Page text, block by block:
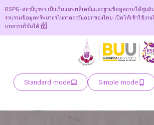
RSPG-สถานีบูรพา เป็นเว็บแอพพลิเคชันและฐานข้อมูลภายใต้ศูนย์
รวบรวมข้อมูลทรัพยากรในภาคตะวันออกของไทย เปิดให้เข้าใช้งาน
บทความวิจัยได้ ที่นี่
Standard mode Simple mode